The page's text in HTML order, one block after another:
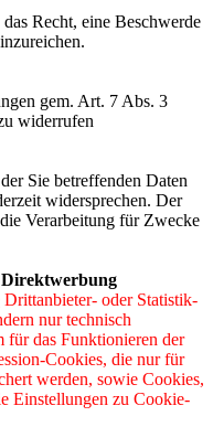
Recht, eine Beschwerde
gem. Art. 7 Abs. 3
widerrufen
Sie betreffenden Daten
widersprechen. Der
Verarbeitung für Zwecke
Drittanbieter- oder Statistik-
nur technisch
für das Funktionieren der
Cookies, die nur für
werden, sowie Cookies,
Einstellungen zu Cookie-